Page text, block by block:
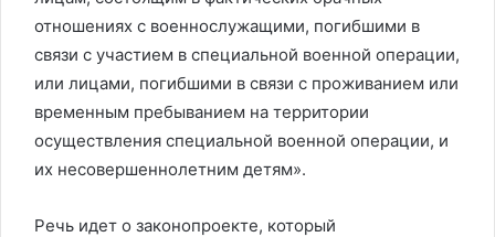
отношениях с военнослужащими, погибшими в
связи с участием в специальной военной операции,
или лицами, погибшими в связи с проживанием или
временным пребыванием на территории
осуществления специальной военной операции, и
их несовершеннолетним детям».
Речь идет о законопроекте, который